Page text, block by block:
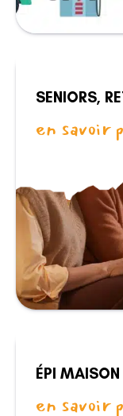
SENIORS,
en savoir
ÉPI MAISON
en savoir